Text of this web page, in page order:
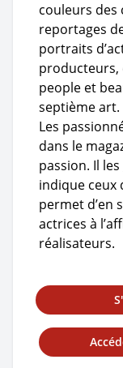
couleurs des
reportages
portraits
producteurs,
people et
septième art.
Les
dans le
passion. Il
indique ceux
permet d’en
actrices à
réalisateurs.